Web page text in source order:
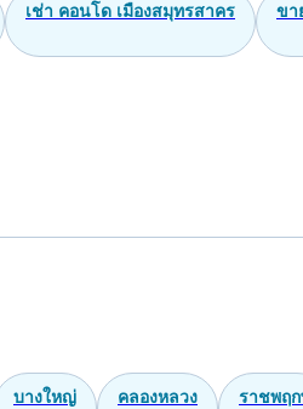
เช่า คอนโด เมืองสมุทรสาคร ขา
บางใหญ่ คลองหลวง ราชพฤ